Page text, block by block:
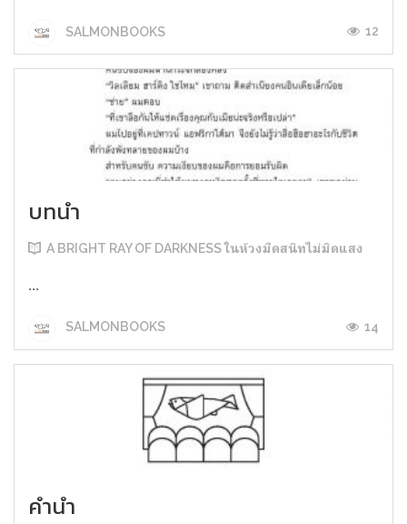
SALMONBOOKS 12
บทนำ
A BRIGHT RAY OF DARKNESS ในห้วงมืดสนิทไม่มิดแสง
...
SALMONBOOKS 14
คำนำ